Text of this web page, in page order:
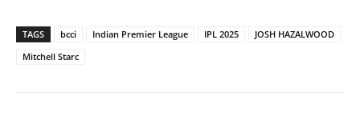
TAGS bcci Indian Premier League IPL 2025
JOSH HAZALWOOD
Mitchell Starc